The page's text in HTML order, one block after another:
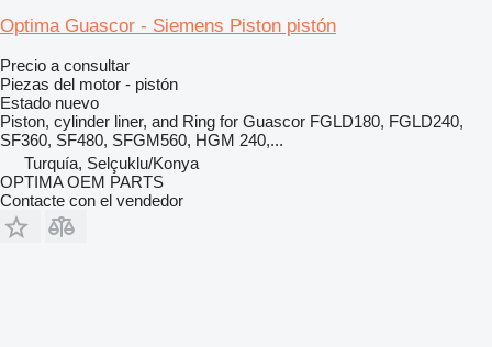
Optima Guascor - Siemens Piston pistón
Precio a consultar
Piezas del motor - pistón
Estado nuevo
Piston, cylinder liner, and Ring for Guascor FGLD180, FGLD240,
SF360, SF480, SFGM560, HGM 240,...
Turquía, Selçuklu/Konya
OPTIMA OEM PARTS
Contacte con el vendedor